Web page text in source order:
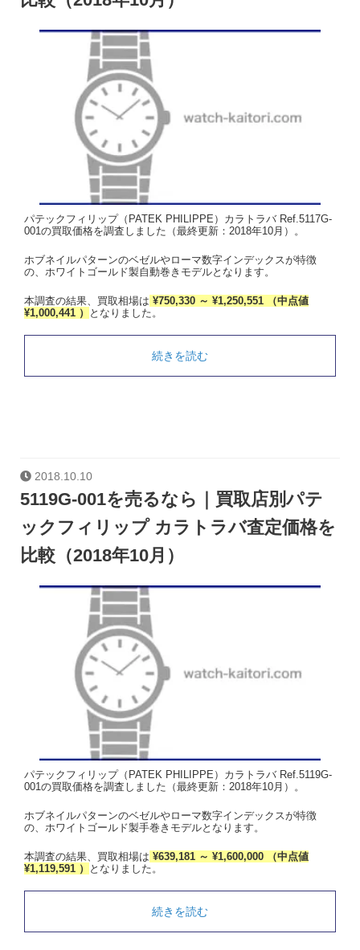
パテックフィリップ（PATEK PHILIPPE）カラトラバ Ref.5117G-
001の買取価格を調査しました（最終更新：2018年10月）。
ホブネイルパターンのベゼルやローマ数字インデックスが特徴
の、ホワイトゴールド製自動巻きモデルとなります。
本調査の結果、買取相場は ¥750,330 ～ ¥1,250,551 （中点値
¥1,000,441 ）
となりました。
続きを読む
2018.10.10
5119G-001を売るなら｜買取店別パテ
ックフィリップ カラトラバ査定価格を
比較（2018年10月）
パテックフィリップ（PATEK PHILIPPE）カラトラバ Ref.5119G-
001の買取価格を調査しました（最終更新：2018年10月）。
ホブネイルパターンのベゼルやローマ数字インデックスが特徴
の、ホワイトゴールド製手巻きモデルとなります。
本調査の結果、買取相場は ¥639,181 ～ ¥1,600,000 （中点値
¥1,119,591 ）
となりました。
続きを読む